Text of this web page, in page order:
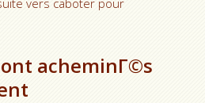
vers caboter pour
acheminГ©s